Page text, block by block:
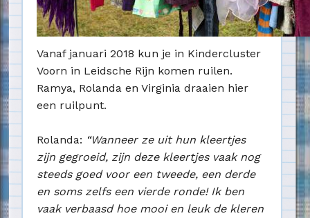
Vanaf januari 2018 kun je in Kindercluster
Voorn in Leidsche Rijn komen ruilen.
Ramya, Rolanda en Virginia draaien hier
een ruilpunt.
Rolanda: “Wanneer ze uit hun kleertjes
zijn gegroeid, zijn deze kleertjes vaak nog
steeds goed voor een tweede, een derde
en soms zelfs een vierde ronde! Ik ben
vaak verbaasd hoe mooi en leuk de kleren